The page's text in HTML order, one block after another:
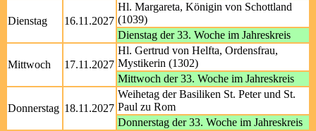
Dienstag 16.11.2027
Hl. Margareta, Königin von Schottland
(1039)
Dienstag der 33. Woche im Jahreskreis
Mittwoch 17.11.2027
Hl. Gertrud von Helfta, Ordensfrau,
Mystikerin (1302)
Mittwoch der 33. Woche im Jahreskreis
Donnerstag 18.11.2027
Weihetag der Basiliken St. Peter und St.
Paul zu Rom
Donnerstag der 33. Woche im Jahreskreis